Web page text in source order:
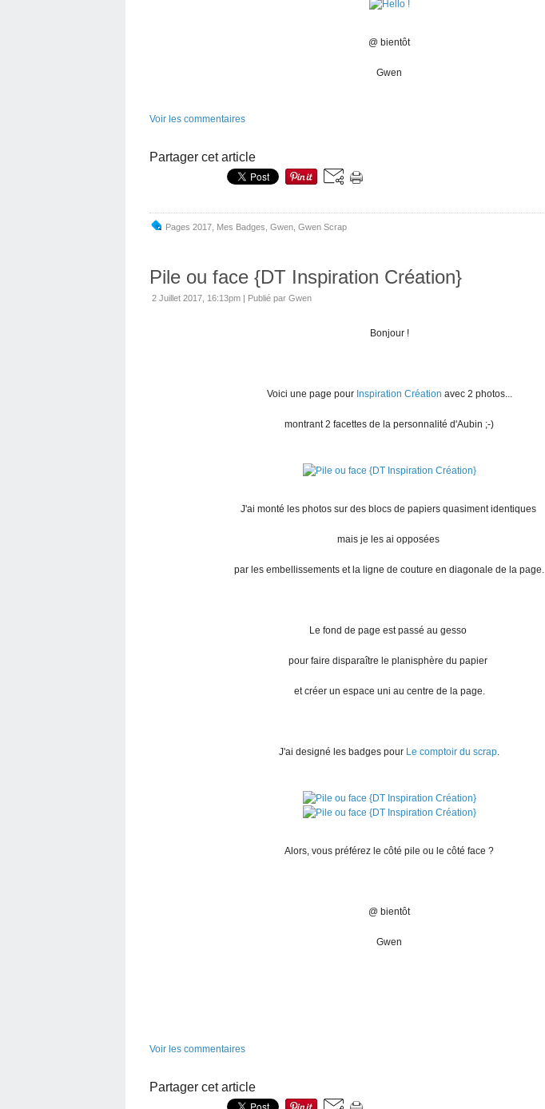
@ bientôt
Gwen
Voir les commentaires
Partager cet article
Pages 2017 Mes Badges Gwen Gwen Scrap
Pile ou face {DT Inspiration Création}
2 Juillet 2017, 16:13pm | Publié par Gwen
Bonjour !
Voici une page pour Inspiration Création avec 2 photos...
montrant 2 facettes de la personnalité d'Aubin ;-)
J'ai monté les photos sur des blocs de papiers quasiment identiques
mais je les ai opposées
par les embellissements et la ligne de couture en diagonale de la page.
Le fond de page est passé au gesso
pour faire disparaître le planisphère du papier
et créer un espace uni au centre de la page.
J'ai designé les badges pour Le comptoir du scrap.
Alors, vous préférez le côté pile ou le côté face ?
@ bientôt
Gwen
Voir les commentaires
Partager cet article